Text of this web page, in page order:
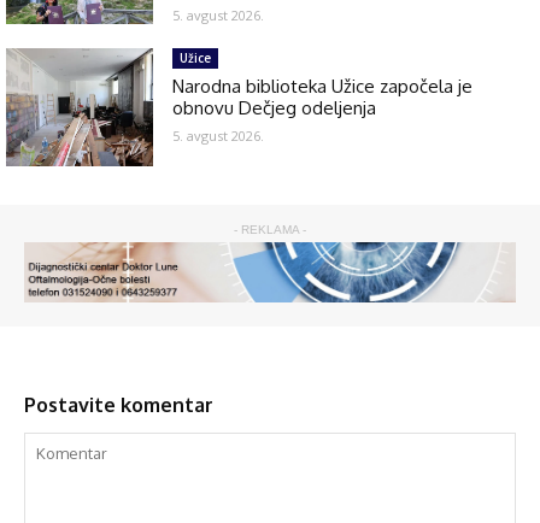
5. avgust 2026.
Užice
Narodna biblioteka Užice započela je
obnovu Dečjeg odeljenja
5. avgust 2026.
- REKLAMA -
Postavite komentar